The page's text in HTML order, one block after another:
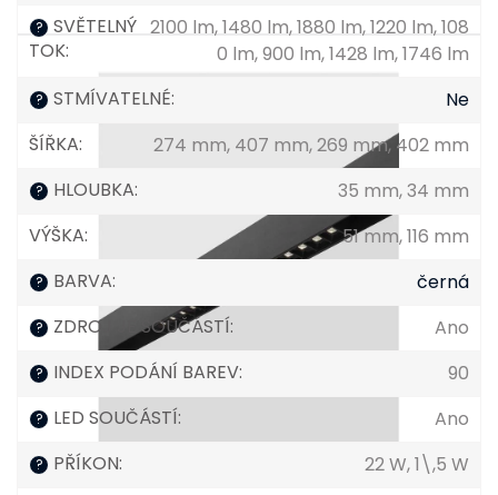
? SVĚTELNÝ
TOK:
2100 lm, 1480 lm, 1880 lm, 1220 lm, 108
0 lm, 900 lm, 1428 lm, 1746 lm
? STMÍVATELNÉ:
Ne
ŠÍŘKA: 274 mm, 407 mm, 269 mm, 402 mm
? HLOUBKA:
35 mm, 34 mm
VÝŠKA: 51 mm, 116 mm
? BARVA: černá
? ZDROJ JE SOUČÁSTÍ: Ano
? INDEX PODÁNÍ BAREV: 90
? LED SOUČÁSTÍ: Ano
? PŘÍKON: 22 W, 1\,5 W